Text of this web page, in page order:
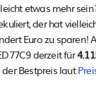
etwas mehr
der hat
Euro zu sparen!
derzeit für
Bestpreis laut